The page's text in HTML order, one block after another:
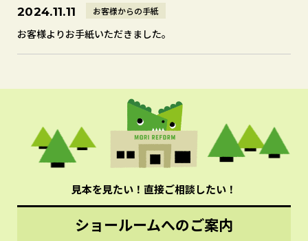
2024.11.11 お客様からの手紙
お客様よりお手紙いただきました。
見本を見たい！直接ご相談したい！
ショールームへのご案内